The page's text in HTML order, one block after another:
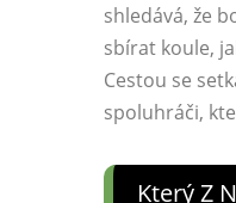
shledává, že
sbírat koule,
Cestou se
spoluhráči,
Který Z